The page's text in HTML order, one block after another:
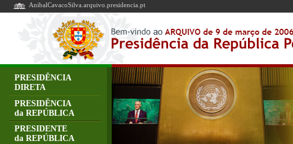
AnibalCavacoSilva.arquivo.presidencia.pt
PRESIDÊNCIA
DIRETA
PRESIDÊNCIA
da REPÚBLICA
PRESIDENTE
da REPÚBLICA